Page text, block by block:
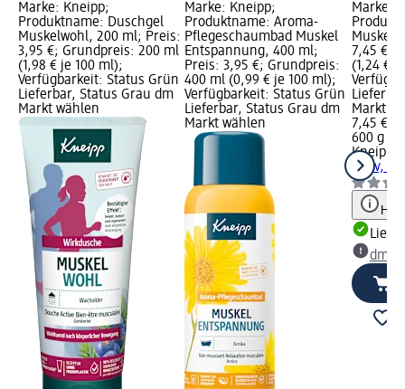
Marke: Kneipp;
Produktname: Duschgel
Muskelwohl, 200 ml; Preis:
3,95 €; Grundpreis: 200 ml
(1,98 € je 100 ml);
Verfügbarkeit: Status Grün
Lieferbar, Status Grau dm
Markt wählen
Marke: Kneipp;
Produktname: Aroma-
Pflegeschaumbad Muskel
Entspannung, 400 ml;
Preis: 3,95 €; Grundpreis:
400 ml (0,99 € je 100 ml);
Verfügbarkeit: Status Grün
Lieferbar, Status Grau dm
Markt wählen
Marke:
Muskel
7,45 €;
(1,24 €
Markt
7,45 €
600 g
Kneipp
Aktiv,
dm